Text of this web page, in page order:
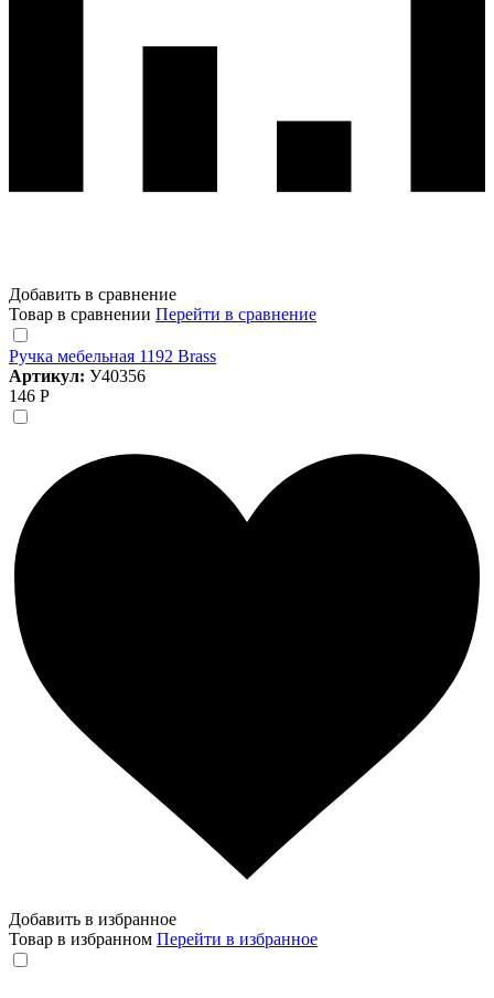
Добавить в сравнение
Товар в сравнении Перейти в сравнение
Ручка мебельная 1192 Brass
Артикул: У40356
146 Р
Добавить в избранное
Товар в избранном Перейти в избранное